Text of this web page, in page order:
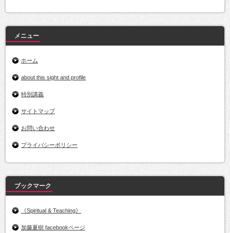
ブ
メニュー
ホーム
about this sight and profile
特別講義
サイトマップ
お問い合わせ
プライバシーポリシー
ブックマーク
《Spiritual & Teaching》
加藤夏樹 facebookページ